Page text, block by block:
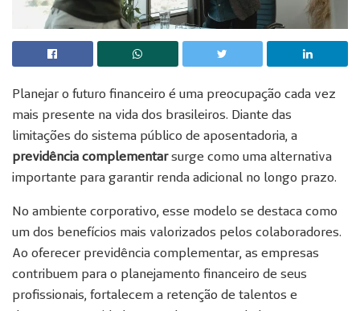
Planejar o futuro financeiro é uma preocupação cada vez
mais presente na vida dos brasileiros. Diante das
limitações do sistema público de aposentadoria, a
previdência complementarsurge como uma alternativa
importante para garantir renda adicional no longo prazo.
No ambiente corporativo, esse modelo se destaca como
um dos benefícios mais valorizados pelos colaboradores.
Ao oferecer previdência complementar, as empresas
contribuem para o planejamento financeiro de seus
profissionais, fortalecem a retenção de talentos e